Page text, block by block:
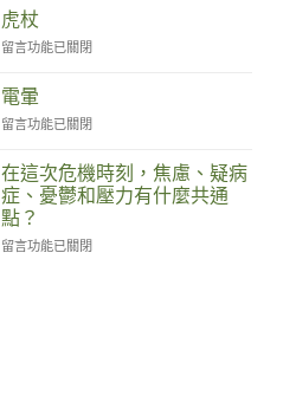
中
虎杖
在
中
留言功能已關閉
電暈
在
中
留言功能已關閉
在這次危機時刻，焦慮、疑病
症、憂鬱和壓力有什麼共通
點？
在
留言功能已關閉